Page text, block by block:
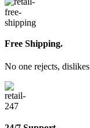
Free Shipping.
No one rejects,